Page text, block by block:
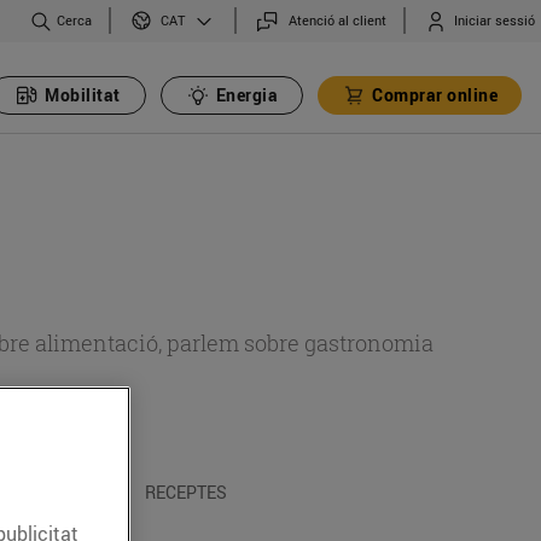
Cerca CAT Atenció al client Iniciar sessió
Mobilitat Energia Comprar online
alimentació, parlem sobre gastronomia
RECEPTES